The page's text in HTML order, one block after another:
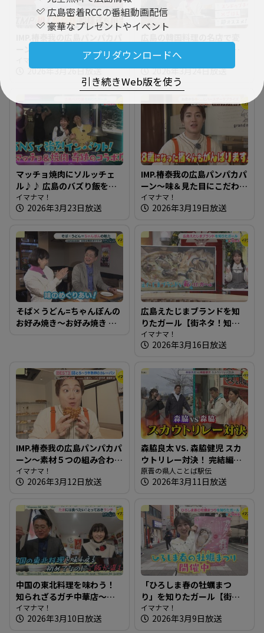
広島密着RCCの番組動画配信
豪華なプレゼントやイベント
アプリダウンロードへ
引き続きWeb版を使う
ーン～味も見た目も大満
足！クロワッサン専門店 ＆
椿泰我 IMP.初！始球式に挑
2026年3月26日放送
わらぬ極旨スンドゥブ～オ
ンドルバン【たまにはそと
ランチ】
イマナマ！
2026年3月24日放送
マッチョ焼肉にソルッチェ
ル♪♪ 広島のバズり飯を知
りたガール【街ネタ！知り
たガール】
イマナマ！
2026年3月23日放送
IMP.椿泰我の広島パンパカパ
ーン～味＆見た目にこだわ
り！新商品も人気なパン屋
さん
イマナマ！
2026年3月19日放送
そば×うどん=ちゃんぽんの
お好み焼き～お好み焼き め
広島えたじまブランドを知
りたガール【街ネタ！知り
たガール】
イマナマ！
2026年3月16日放送
IMP.椿泰我の広島パンパカパ
ーン～素材５つの組み合わ
せにこだわるカレーパン専
門店
イマナマ！
2026年3月12日放送
森脇良太 VS. 森脇健児 スカ
ウトリレー対決！ 完結編
【県人ことば駅伝】
原晋の県人ことば駅伝
2026年3月11日放送
中国の東北料理を味わう！
知られざるガチ中華店～韓
華 美食屋【たまにはそとラ
ンチ】
イマナマ！
2026年3月10日放送
「ひろしま春の牡蠣まつ
り」を知りたガール【街ネ
タ！知りたガール】
イマナマ！
2026年3月9日放送